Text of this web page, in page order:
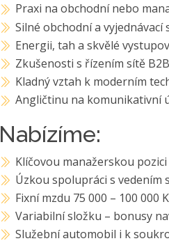
Praxi na obchodní nebo
Silné obchodní a
Energii, tah a skvělé
Zkušenosti s řízením sítě
Kladný vztah k moderním
Angličtinu na komunikativní
Nabízíme:
Klíčovou manažerskou
Úzkou spolupráci s vedením
Fixní mzdu 75 000 – 100 000
Variabilní složku – bonusy
Služební automobil i k